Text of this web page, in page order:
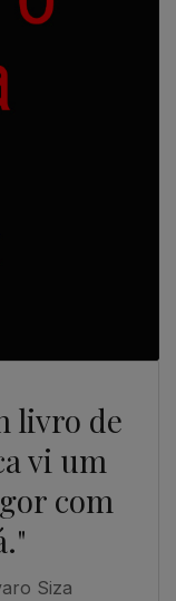
livro de
vi um
com
Siza